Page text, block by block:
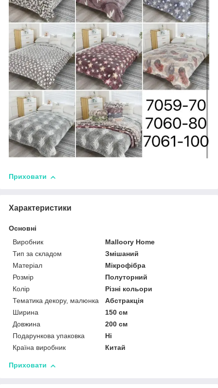
Приховати
Характеристики
Основні
Виробник
Malloory Home
Тип за складом
Змішаний
Матеріал
Мікрофібра
Розмір
Полуторний
Колір
Різні кольори
Тематика декору, малюнка
Абстракція
Ширина
150 см
Довжина
200 см
Подарункова упаковка
Ні
Країна виробник
Китай
Приховати